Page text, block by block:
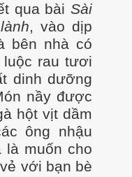
qua bài Sài
, vào dịp
bên nhà có
rau tươi
dinh dưỡng
nầy được
hột vịt dầm
ông nhậu
là muốn cho
với bạn bè